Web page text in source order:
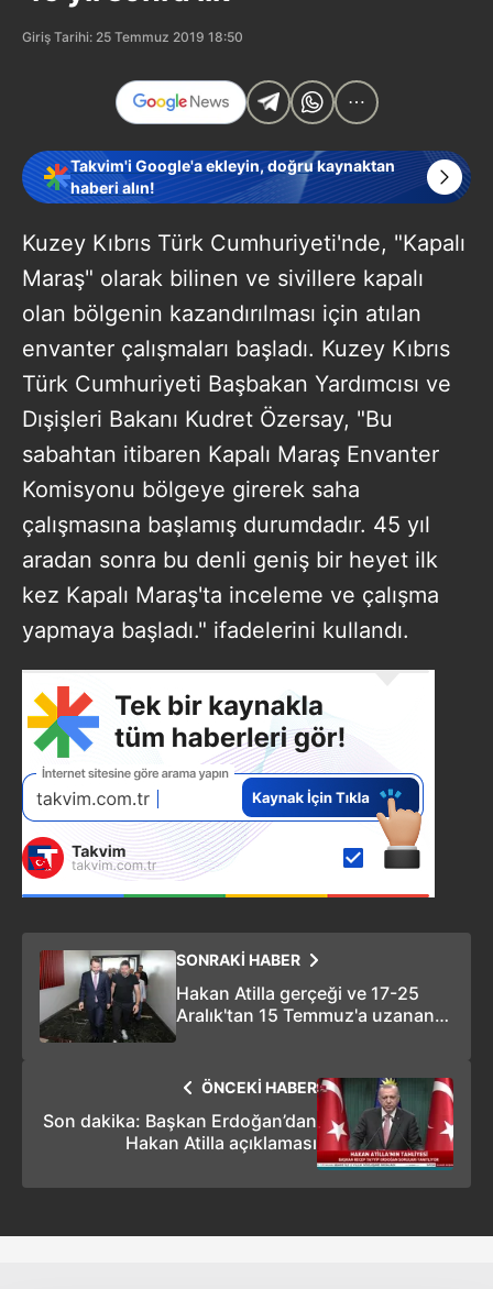
Giriş Tarihi: 25 Temmuz 2019 18:50
Takvim'i Google'a ekleyin, doğru kaynaktan
haberi alın!
Kuzey Kıbrıs Türk Cumhuriyeti'nde, "Kapalı
Maraş" olarak bilinen ve sivillere kapalı
olan bölgenin kazandırılması için atılan
envanter çalışmaları başladı. Kuzey Kıbrıs
Türk Cumhuriyeti Başbakan Yardımcısı ve
Dışişleri Bakanı Kudret Özersay, "Bu
sabahtan itibaren Kapalı Maraş Envanter
Komisyonu bölgeye girerek saha
çalışmasına başlamış durumdadır. 45 yıl
aradan sonra bu denli geniş bir heyet ilk
kez Kapalı Maraş'ta inceleme ve çalışma
yapmaya başladı." ifadelerini kullandı.
SONRAKİ HABER
Hakan Atilla gerçeği ve 17-25
Aralık'tan 15 Temmuz'a uzanan
ÖNCEKİ HABER
Son dakika: Başkan Erdoğan’dan
Hakan Atilla açıklaması